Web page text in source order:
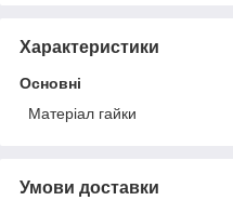
Характеристики
Основні
Матеріал гайки
Умови доставки